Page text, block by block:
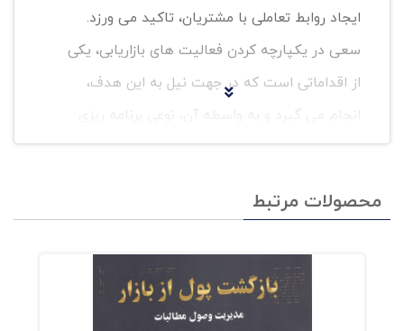
ایجاد روابط تعاملی با مشتریان، تاکید می ورزد.
سعی در یکپارچه کردن فعالیت های بازاریابی، یکی
از اقداماتی است که در جهت نیل به این هدف،
انجام می گیرد و به واسطه آن، نوعی برنامه ریزی
ارائه می شود که تمام ابزارهای ارتباطی سازمان را در
نفعان، هماهنگ و یکپارچه می سازد. این ابزارها
فروش، شامل نمایشگاه ها، جوایز و هدایا، ارائه
نمونه های رایگان از کالا و خدمات 3- روابط عمومی
محصولات مرتبط